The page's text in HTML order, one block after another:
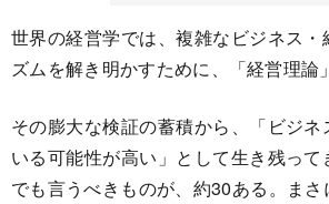
世界の経営学では、複雑なビジネス
ズムを解き明かすために、「経営理論
その膨大な検証の蓄積から、「ビジ
いる可能性が高い」として生き残って
でも言うべきものが、約30ある。ま